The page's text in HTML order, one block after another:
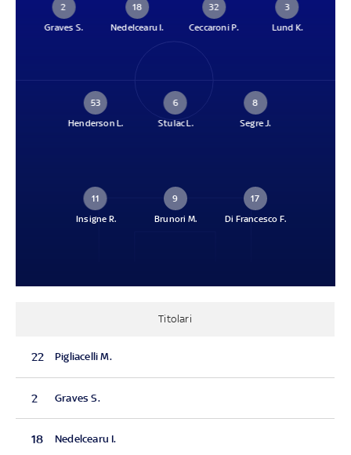
2
Graves S.
18
Nedelcearu I.
32
Ceccaroni P.
3
Lund K.
53
Henderson L.
6
Stulac L.
8
Segre J.
11
Insigne R.
9
Brunori M.
17
Di Francesco F.
Titolari
22 Pigliacelli M.
2 Graves S.
18 Nedelcearu I.